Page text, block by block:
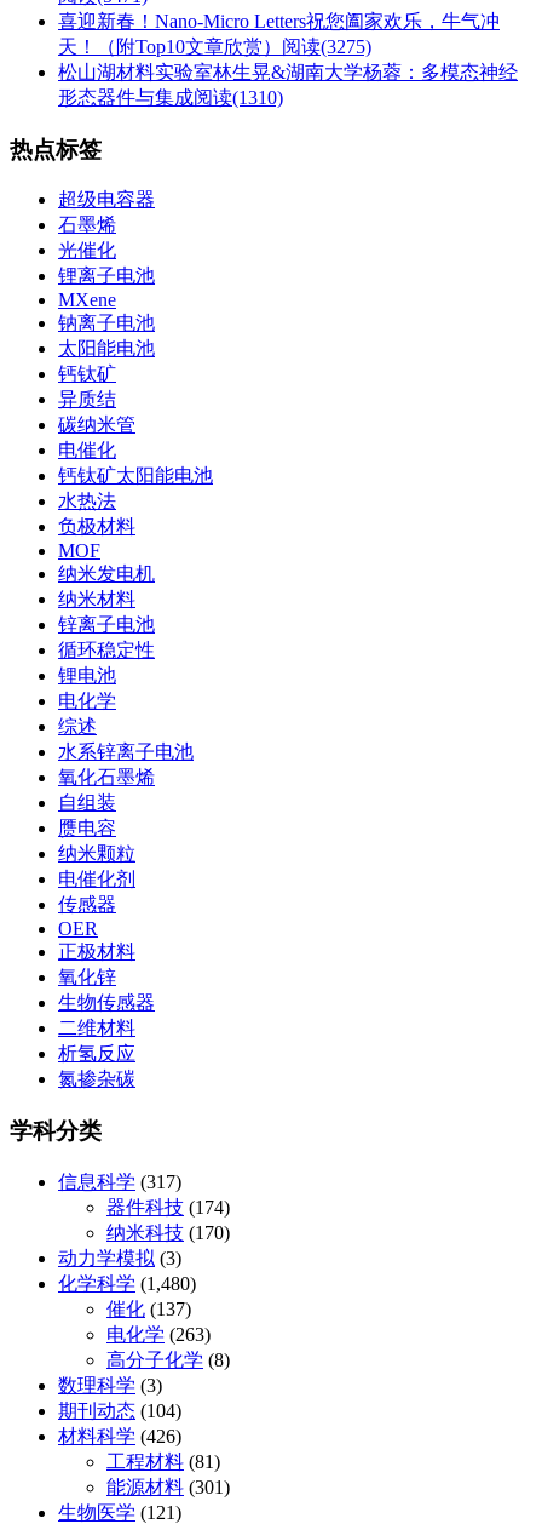
喜迎新春！Nano-Micro Letters祝您阖家欢乐，牛气冲
天！（附Top10文章欣赏） 阅读(3275)
松山湖材料实验室林生晃&湖南大学杨蓉：多模态神经
形态器件与集成阅读(1310)
热点标签
超级电容器
石墨烯
光催化
锂离子电池
MXene
钠离子电池
太阳能电池
钙钛矿
异质结
碳纳米管
电催化
钙钛矿太阳能电池
水热法
负极材料
MOF
纳米发电机
纳米材料
锌离子电池
循环稳定性
锂电池
电化学
综述
水系锌离子电池
氧化石墨烯
自组装
赝电容
纳米颗粒
电催化剂
传感器
OER
正极材料
氧化锌
生物传感器
二维材料
析氢反应
氮掺杂碳
学科分类
信息科学 (317)
器件科技 (174)
纳米科技 (170)
动力学模拟 (3)
化学科学 (1,480)
催化 (137)
电化学 (263)
高分子化学 (8)
数理科学 (3)
期刊动态 (104)
材料科学 (426)
工程材料 (81)
能源材料 (301)
生物医学 (121)